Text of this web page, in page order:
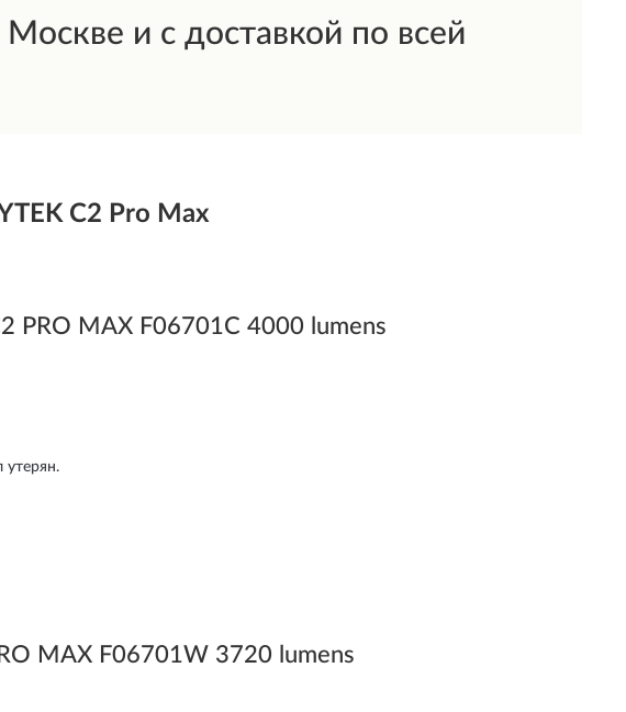
и с доставкой по всей
C2 Pro Max
PRO MAX F06701C 4000 lumens
MAX F06701W 3720 lumens